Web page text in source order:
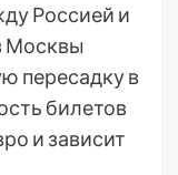
Россией и
Москвы
пересадку в
билетов
и зависит